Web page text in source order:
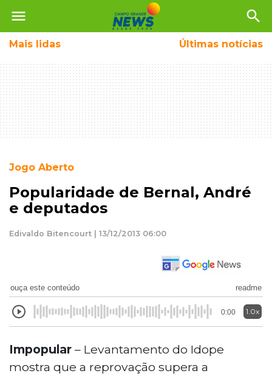
menu search
Mais lidas Últimas notícias
Jogo Aberto
Popularidade de Bernal, André
e deputados
Edivaldo Bitencourt | 13/12/2013 06:00
ouça este conteúdo readme
0:00 1.0x
Impopular – Levantamento do Idope
mostra que a reprovação supera a